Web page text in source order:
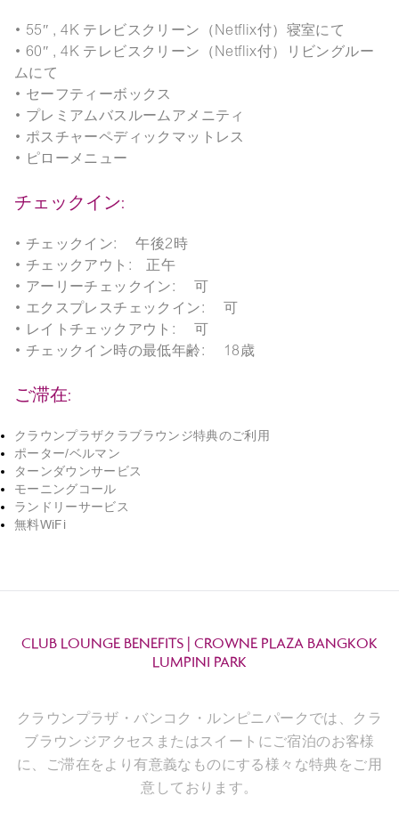
• 55″ , 4K テレビスクリーン（Netflix付）寝室にて
• 60″ , 4K テレビスクリーン（Netflix付）リビングルー
ムにて
• セーフティーボックス
• プレミアムバスルームアメニティ
• ポスチャーペディックマットレス
• ピローメニュー
チェックイン:
• チェックイン: 午後2時
• チェックアウト: 正午
• アーリーチェックイン: 可
• エクスプレスチェックイン: 可
• レイトチェックアウト: 可
• チェックイン時の最低年齢: 18歳
ご滞在:
クラウンプラザクラブラウンジ特典のご利用
ポーター/ベルマン
ターンダウンサービス
モーニングコール
ランドリーサービス
無料WiFi
CLUB LOUNGE BENEFITS | CROWNE PLAZA BANGKOK
LUMPINI PARK
クラウンプラザ・バンコク・ルンピニパークでは、クラ
ブラウンジアクセスまたはスイートにご宿泊のお客様
に、ご滞在をより有意義なものにする様々な特典をご用
意しております。